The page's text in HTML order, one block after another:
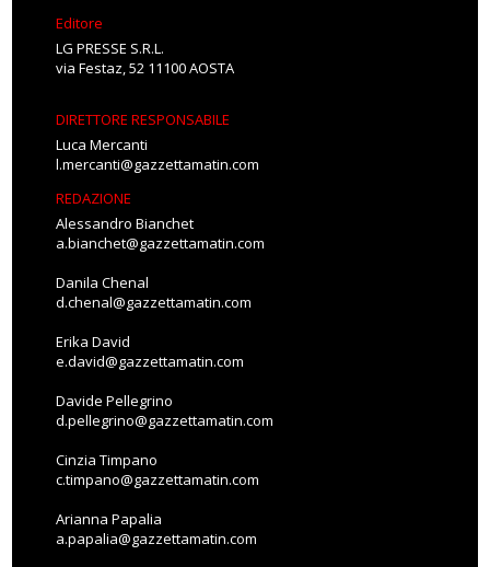
Editore
LG PRESSE S.R.L.
via Festaz, 52 11100 AOSTA
DIRETTORE RESPONSABILE
Luca Mercanti
l.mercanti@gazzettamatin.com
REDAZIONE
Alessandro Bianchet
a.bianchet@gazzettamatin.com
Danila Chenal
d.chenal@gazzettamatin.com
Erika David
e.david@gazzettamatin.com
Davide Pellegrino
d.pellegrino@gazzettamatin.com
Cinzia Timpano
c.timpano@gazzettamatin.com
Arianna Papalia
a.papalia@gazzettamatin.com